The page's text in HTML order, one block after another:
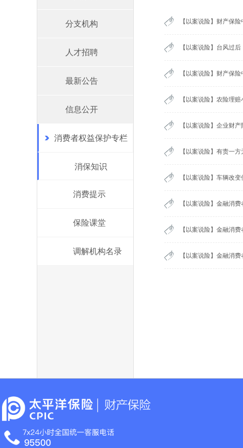
分支机构
人才招聘
最新公告
信息公开
消费者权益保护专栏
消保知识
消费提示
保险课堂
调解机构名录
【以案说险】财产保
【以案说险】台风过
【以案说险】财产保
【以案说险】农险理
【以案说险】企业财
【以案说险】有责一
【以案说险】车辆改
【以案说险】金融消
【以案说险】金融消
【以案说险】金融消